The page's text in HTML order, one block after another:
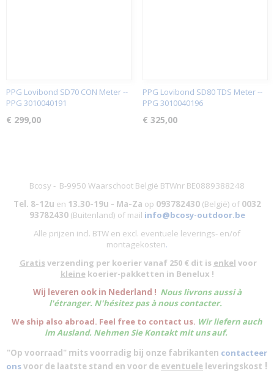
PPG Lovibond SD70 CON Meter --
PPG 3010040191
€ 299,00
PPG Lovibond SD80 TDS Meter --
PPG 3010040196
€ 325,00
Bcosy - B-9950 Waarschoot België BTWnr BE0889388248
Tel. 8-12u en 13.30-19u - Ma-Za op 093782430(België) of 0032
93782430(Buitenland) of mail info@bcosy-outdoor.be
Alle prijzen incl. BTW en excl. eventuele leverings- en/of
montagekosten.
Gratis verzending per koerier vanaf 250 € dit is enkel voor
kleinekoerier-pakketten in Benelux !
Wij leveren ook in Nederland ! Nous livrons aussi à
l'étranger. N'hésitez pas à nous contacter.
We ship also abroad. Feel free to contact us. Wir liefern auch
im Ausland. Nehmen Sie Kontakt mit uns auf.
"Op voorraad" mits voorradig bij onze fabrikanten contacteer
onsvoor de laatste stand en voor de eventuele leveringskost !